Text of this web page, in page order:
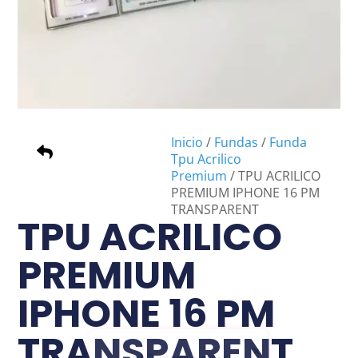
Inicio / Fundas / Funda
Tpu Acrilico
Premium / TPU ACRILICO
PREMIUM IPHONE 16 PM
TRANSPARENT
TPU ACRILICO
PREMIUM
IPHONE 16 PM
×